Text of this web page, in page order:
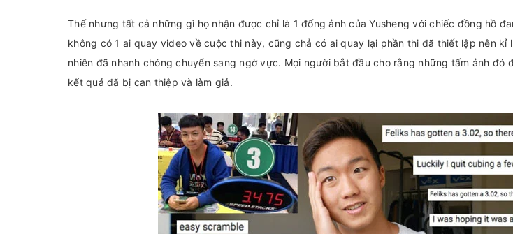
Thế nhưng tất cả những gì họ nhận được chỉ là 1 đống ảnh của Yusheng với chiếc đồng hồ
không có 1 ai quay video về cuộc thi này, cũng chả có ai quay lại phần thi đã thiết lập nên kỉ
nhiên đã nhanh chóng chuyển sang ngờ vực. Mọi người bắt đầu cho rằng những tấm ảnh đó
kết quả đã bị can thiệp và làm giả.